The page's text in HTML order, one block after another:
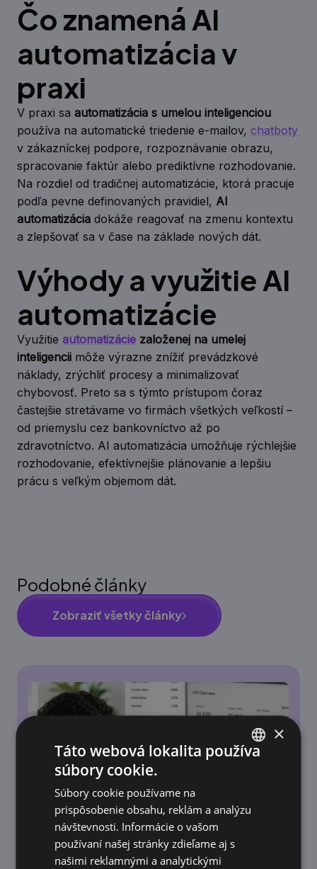
Čo znamená AI
automatizácia v
praxi
V praxi sa automatizácia s umelou inteligenciou
používa na automatické triedenie e-mailov, chatboty
v zákazníckej podpore, rozpoznávanie obrazu,
spracovanie faktúr alebo prediktívne rozhodovanie.
Na rozdiel od tradičnej automatizácie, ktorá pracuje
podľa pevne definovaných pravidiel, AI
automatizácia dokáže reagovať na zmenu kontextu
a zlepšovať sa v čase na základe nových dát.
Výhody a využitie AI
automatizácie
Využitie automatizácie založenej na umelej
inteligencii môže výrazne znížiť prevádzkové
náklady, zrýchliť procesy a minimalizovať
chybovosť. Preto sa s týmto prístupom čoraz
častejšie stretávame vo firmách všetkých veľkostí –
od priemyslu cez bankovníctvo až po
zdravotníctvo. AI automatizácia umožňuje rýchlejšie
rozhodovanie, efektívnejšie plánovanie a lepšiu
prácu s veľkým objemom dát.
Podobné články
Zobraziť všetky články
DOTÁCIE
Príspevok na vzdelávanie zamestnancov
2026: Štát preplatí firmám 100 % nákladov
×
Táto webová lokalita používa
súbory cookie.
Súbory cookie používame na
prispôsobenie obsahu, reklám a analýzu
návštevnosti. Informácie o vašom
používaní našej stránky zdieľame aj s
našimi reklamnými a analytickými